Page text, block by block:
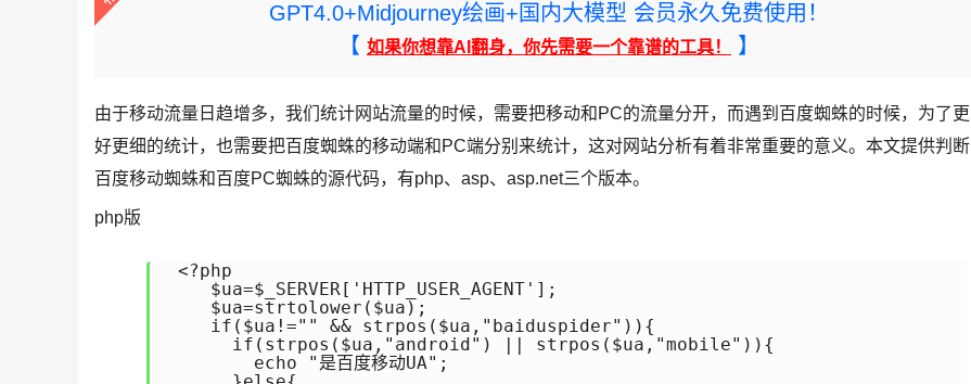
GPT4.0+Midjourney绘画+国内大模型 会员永久免费使用！
【 如果你想靠AI翻身，你先需要一个靠谱的工具！ 】
由于移动流量日趋增多，我们统计网站流量的时候，需要把移动和PC的流量分开，而遇到百度蜘蛛的时候，为了更
好更细的统计，也需要把百度蜘蛛的移动端和PC端分别来统计，这对网站分析有着非常重要的意义。本文提供判断
百度移动蜘蛛和百度PC蜘蛛的源代码，有php、asp、asp.net三个版本。
php版
<?php
    $ua=$_SERVER['HTTP_USER_AGENT'];
    $ua=strtolower($ua);
    if($ua!="" && strpos($ua,"baiduspider")){
      if(strpos($ua,"android") || strpos($ua,"mobile")){
        echo "是百度移动UA";